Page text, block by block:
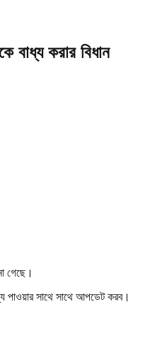
বাধ্য করার বিধান
গেছে।
পাওয়ার সাথে সাথে আপডেট করব।